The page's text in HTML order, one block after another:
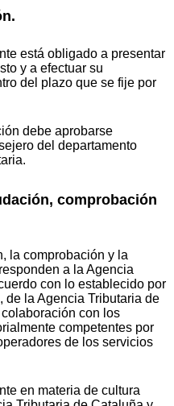
está obligado a presentar
y a efectuar su
del plazo que se fije por
debe aprobarse
del departamento
comprobación
la comprobación y la
a la Agencia
con lo establecido por
de la Agencia Tributaria de
con los
competentes por
de los servicios
en materia de cultura